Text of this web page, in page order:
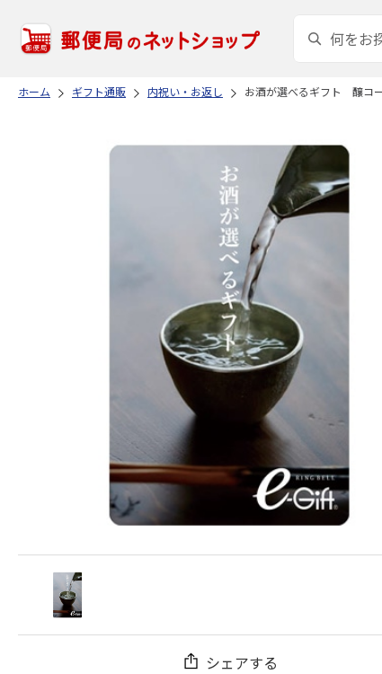
ホーム ギフト通販 内祝い・お返し お酒が選べるギフト 醸コ
シェアする